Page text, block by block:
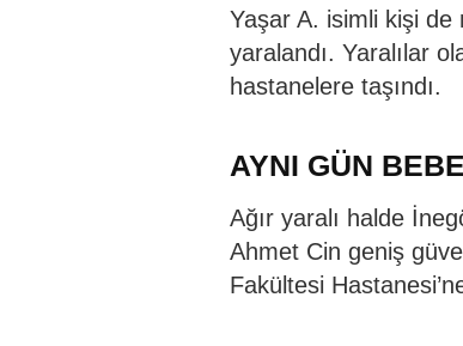
Yaşar A. isimli kişi
yaralandı. Yaralılar
hastanelere taşındı.
AYNI GÜN
Ağır yaralı halde
Ahmet Cin geniş
Fakültesi